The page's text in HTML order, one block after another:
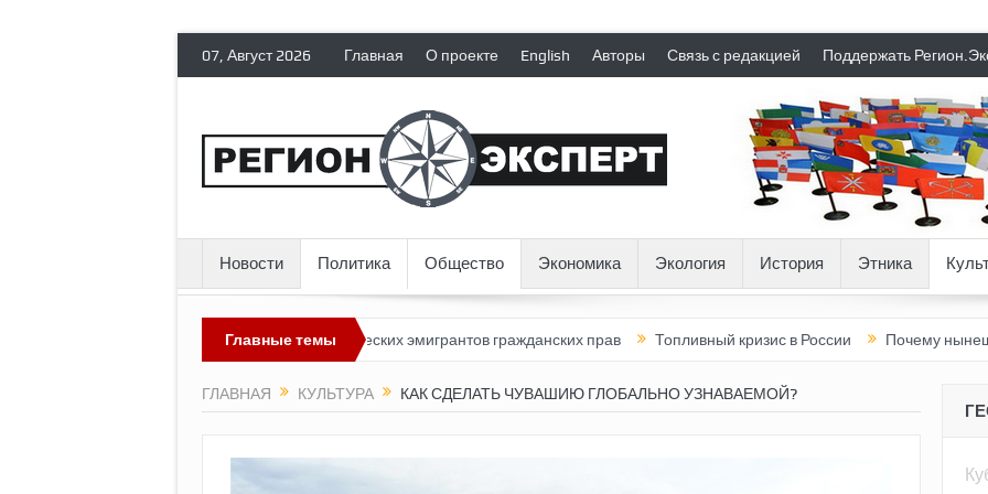
07, Август 2026 Главная О проекте English Авторы Связь с редакцией Поддержать
Новости Политика Общество Экономика Экология История Этника
Главные темы
Россия лишает политических эмигрантов гражданских прав Топливный кризис в России Почему нынешняя
ГЛАВНАЯ КУЛЬТУРА КАК СДЕЛАТЬ ЧУВАШИЮ ГЛОБАЛЬНО УЗНАВАЕМОЙ?